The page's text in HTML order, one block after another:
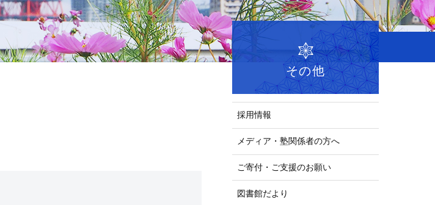
その他
採用情報
メディア・塾関係者の方へ
ご寄付・ご支援のお願い
図書館だより